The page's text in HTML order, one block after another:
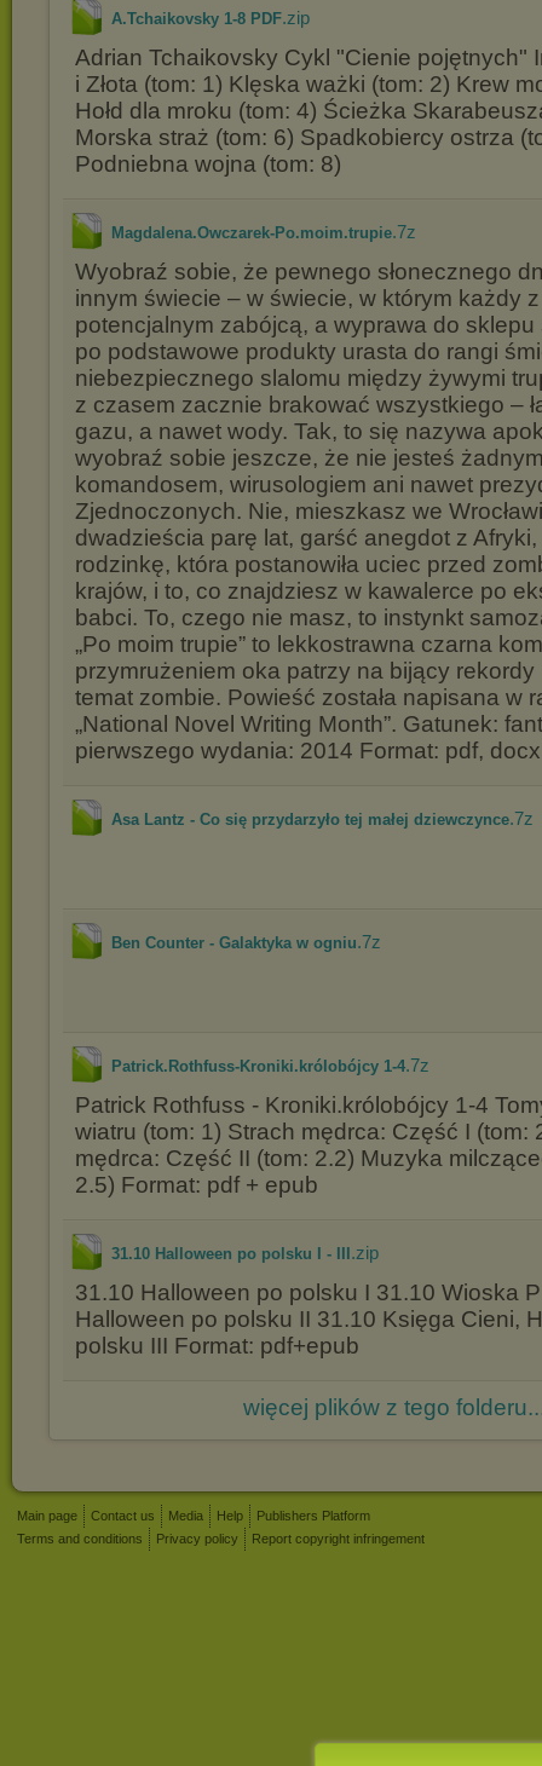
A.Tchaikovsky 1-8 PDF.zip
Adrian Tchaikovsky Cykl "Cienie pojętnych"
i Złota (tom: 1) Klęska ważki (tom: 2) Krew
Hołd dla mroku (tom: 4) Ścieżka
Morska straż (tom: 6) Spadkobiercy ostrza
Podniebna wojna (tom: 8)
Magdalena.Owczarek-Po.moim.trupie.7z
Wyobraź sobie, że pewnego słonecznego
innym świecie – w świecie, w którym każdy
potencjalnym zabójcą, a wyprawa do
po podstawowe produkty urasta do rangi
niebezpiecznego slalomu między żywymi
z czasem zacznie brakować wszystkiego –
gazu, a nawet wody. Tak, to się nazywa
wyobraź sobie jeszcze, że nie jesteś
komandosem, wirusologiem ani nawet
Zjednoczonych. Nie, mieszkasz we
dwadzieścia parę lat, garść anegdot z
rodzinkę, która postanowiła uciec przed
krajów, i to, co znajdziesz w kawalerce po
babci. To, czego nie masz, to instynkt
„Po moim trupie” to lekkostrawna czarna
przymrużeniem oka patrzy na bijący
temat zombie. Powieść została napisana w
„National Novel Writing Month”. Gatunek:
pierwszego wydania: 2014 Format: pdf,
Asa Lantz - Co się przydarzyło tej małej dziewczynce.7z
Ben Counter - Galaktyka w ogniu.7z
Patrick.Rothfuss-Kroniki.królobójcy 1-4.7z
Patrick Rothfuss - Kroniki.królobójcy 1-4
wiatru (tom: 1) Strach mędrca: Część I (tom:
mędrca: Część II (tom: 2.2) Muzyka
2.5) Format: pdf + epub
31.10 Halloween po polsku I - III .zip
31.10 Halloween po polsku I 31.10 Wioska
Halloween po polsku II 31.10 Księga Cieni,
polsku III Format: pdf+epub
więcej plików z tego
Main page Contact us Media Help
Publishers Platform
Terms and conditions
Privacy policy Report copyright infringement